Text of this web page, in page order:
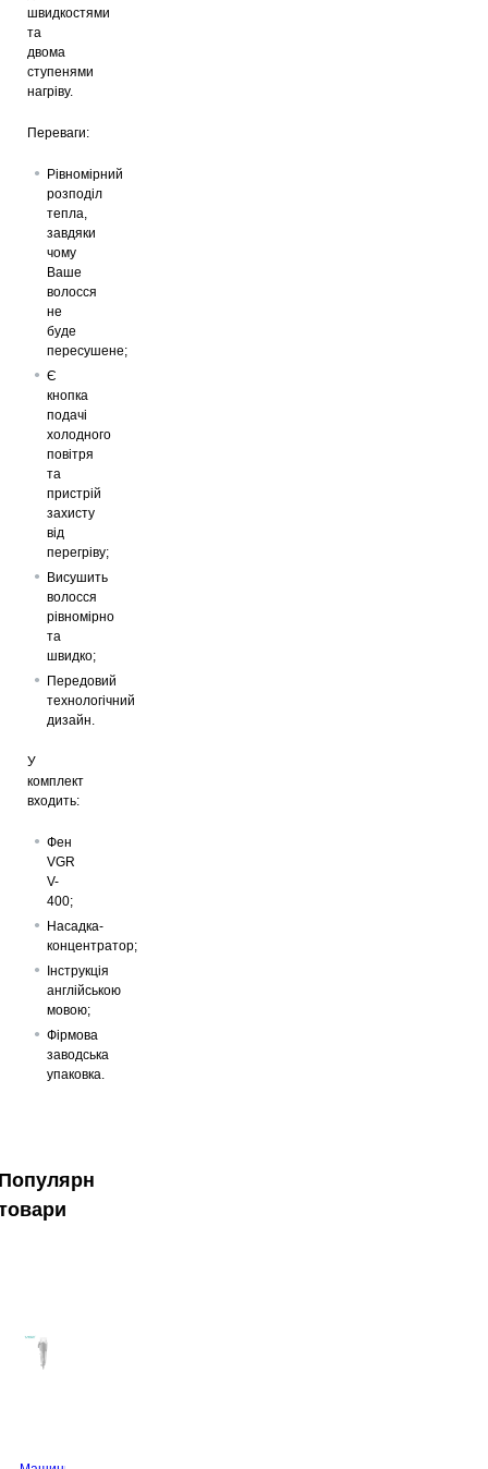
швидкостями
та
двома
ступенями
нагріву.
Переваги:
Рівномірний
розподіл
тепла,
завдяки
чому
Ваше
волосся
не
буде
пересушене;
Є
кнопка
подачі
холодного
повітря
та
пристрій
захисту
від
перегріву;
Висушить
волосся
рівномірно
та
швидко;
Передовий
технологічний
дизайн.
У
комплект
входить:
Фен
VGR
V-
400;
Насадка-
концентратор;
Інструкція
англійською
мовою;
Фірмова
заводська
упаковка.